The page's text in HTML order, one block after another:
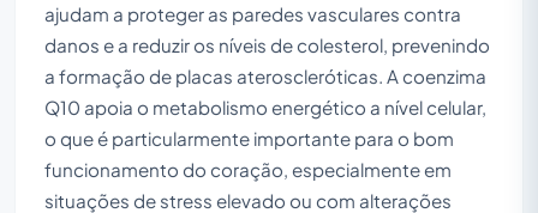
ajudam a proteger as paredes vasculares contra
danos e a reduzir os níveis de colesterol, prevenindo
a formação de placas ateroscleróticas. A coenzima
Q10 apoia o metabolismo energético a nível celular,
o que é particularmente importante para o bom
funcionamento do coração, especialmente em
situações de stress elevado ou com alterações